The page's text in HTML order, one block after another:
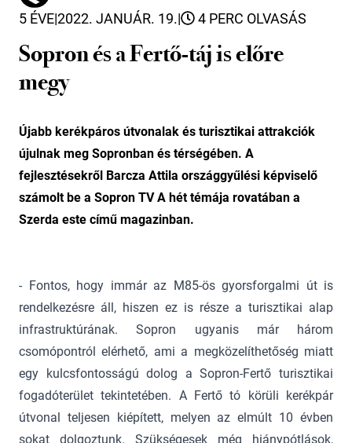
5 ÉVE|2022. JANUÁR. 19.| 4 PERC OLVASÁS
Sopron és a Fertő-táj is előre
megy
Újabb kerékpáros útvonalak és turisztikai attrakciók
újulnak meg Sopronban és térségében. A
fejlesztésekről Barcza Attila országgyűlési képviselő
számolt be a Sopron TV A hét témája rovatában a
Szerda este című magazinban.
- Fontos, hogy immár az M85-ös gyorsforgalmi út is
rendelkezésre áll, hiszen ez is része a turisztikai alap
infrastruktúrának. Sopron ugyanis már három
csomópontról elérhető, ami a megközelíthetőség miatt
egy kulcsfontosságú dolog a Sopron-Fertő turisztikai
fogadóterület tekintetében. A Fertő tó körüli kerékpár
útvonal teljesen kiépített, melyen az elmúlt 10 évben
sokat dolgoztunk. Szükségesek még hiánypótlások,